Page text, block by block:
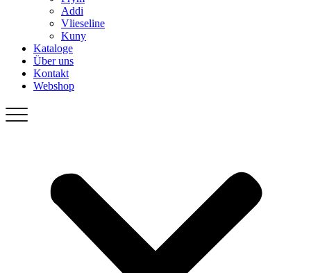
Addi
Vlieseline
Kuny
Kataloge
Über uns
Kontakt
Webshop